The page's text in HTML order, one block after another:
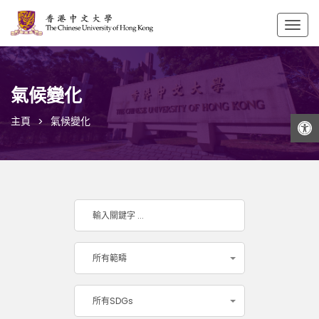
打開工具欄
氣候變化
主頁 氣候變化
所有範疇
所有SDGs